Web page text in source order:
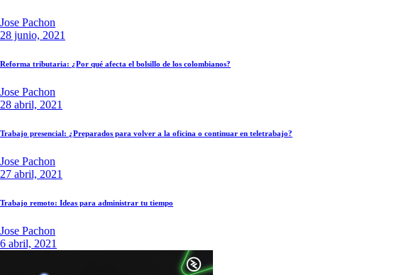
Jose Pachon
28 junio, 2021
Reforma tributaria: ¿Por qué afecta el bolsillo de los colombianos?
Jose Pachon
28 abril, 2021
Trabajo presencial: ¿Preparados para volver a la oficina o continuar en teletrabajo?
Jose Pachon
27 abril, 2021
Trabajo remoto: Ideas para administrar tu tiempo
Jose Pachon
6 abril, 2021